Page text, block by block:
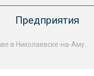
Предприятия